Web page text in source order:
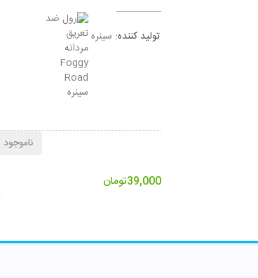
تولید کننده: سینره
39,000تومان
ناموجود